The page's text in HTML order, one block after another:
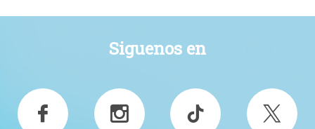
Siguenos en